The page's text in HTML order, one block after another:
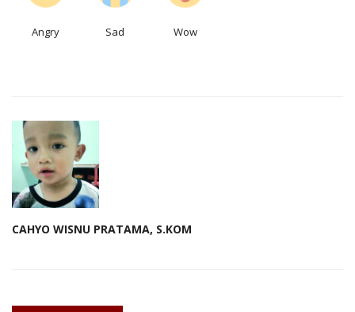
Angry Sad Wow
CAHYO WISNU PRATAMA, S.KOM